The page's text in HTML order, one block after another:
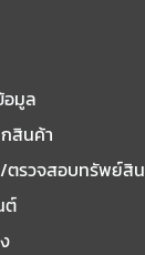
อมูล
สินค้า
ตรวจสอบทรัพย์สิน
ต์